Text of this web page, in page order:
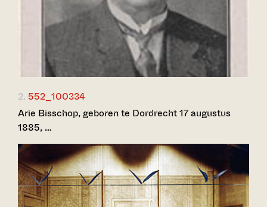
2. 552_100334
Arie Bisschop, geboren te Dordrecht 17 augustus
1885, …